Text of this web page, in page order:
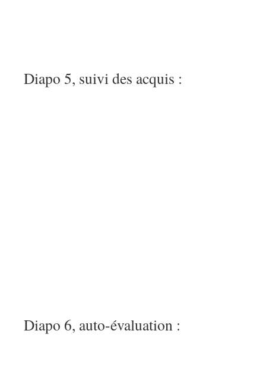
Diapo 5, suivi des acquis :
Diapo 6, auto-évaluation :